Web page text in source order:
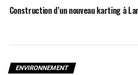
Construction d’un nouveau karting à
ENVIRONNEMENT